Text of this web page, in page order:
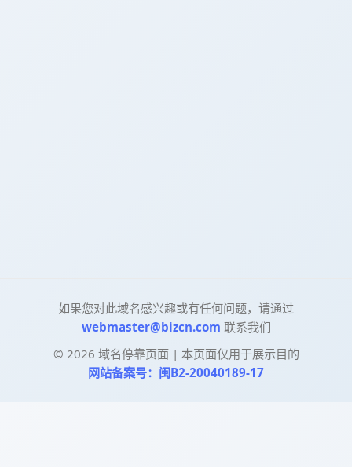
如果您对此域名感兴趣或有任何问题，请通过
webmaster@bizcn.com 联系我们
© 2026 域名停靠页面 | 本页面仅用于展示目的
网站备案号：闽B2-20040189-17